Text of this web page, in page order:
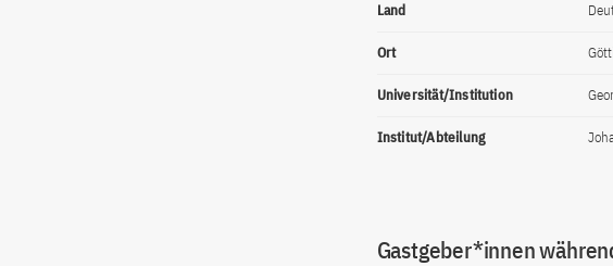
Land
Ort
Universität/Institution
Institut/Abteilung
Gastgeber*innen